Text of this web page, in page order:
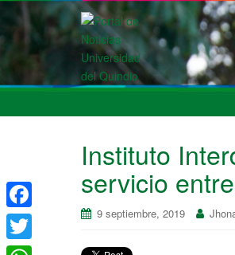
Instituto
servicio
9 septiembre, 2019
F
a
T